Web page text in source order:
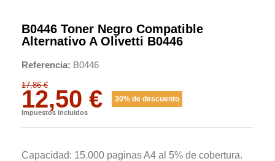
B0446 Toner Negro Compatible
Alternativo A Olivetti B0446
Referencia B0446
17,86 €
12,50 € 30% de descuento
Impuestos incluidos
Capacidad: 15.000 paginas A4 al 5% de cobertura.